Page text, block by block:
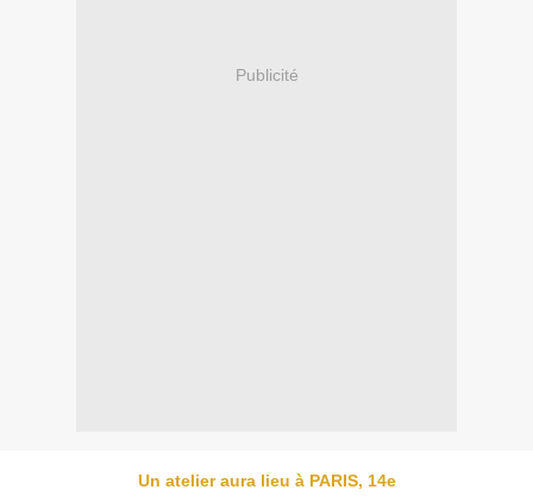
Publicité
Un atelier aura lieu à PARIS, 14e